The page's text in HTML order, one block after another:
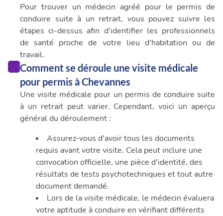
avec d'autres informations que vous leur avez fournies
ou qu'ils ont collectées lors de votre utilisation de leurs
services.
Pour trouver un médecin agréé pour le permis de
conduire suite à un retrait, vous pouvez suivre les
étapes ci-dessus afin d'identifier les professionnels
de santé proche de votre lieu d'habitation ou de
travail.
Comment se déroule une visite médicale
pour permis à Chevannes
Une visite médicale pour un permis de conduire suite
à un retrait peut varier. Cependant, voici un aperçu
général du déroulement :
Assurez-vous d'avoir tous les documents
requis avant votre visite. Cela peut inclure une
convocation officielle, une pièce d'identité, des
résultats de tests psychotechniques et tout autre
document demandé.
Lors de la visite médicale, le médecin évaluera
votre aptitude à conduire en vérifiant différents